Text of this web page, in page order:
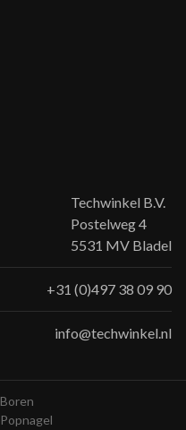
Techwinkel B.V.
Postelweg 4
5531 MV Bladel
+31 (0)497 38 09 90
info@techwinkel.nl
Boren
Popnagel